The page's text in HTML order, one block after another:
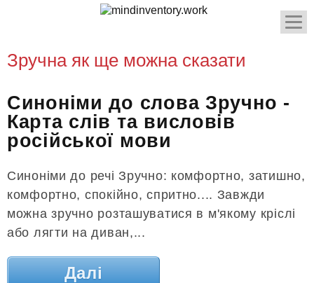
Зручна як ще можна сказати
Синоніми до слова Зручно -
Карта слів та висловів
російської мови
Синоніми до речі Зручно: комфортно, затишно,
комфортно, спокійно, спритно.... Завжди
можна зручно розташуватися в м'якому кріслі
або лягти на диван,...
Далі